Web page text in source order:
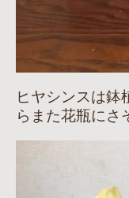
ヒヤシンスは鉢
らまた花瓶にさ